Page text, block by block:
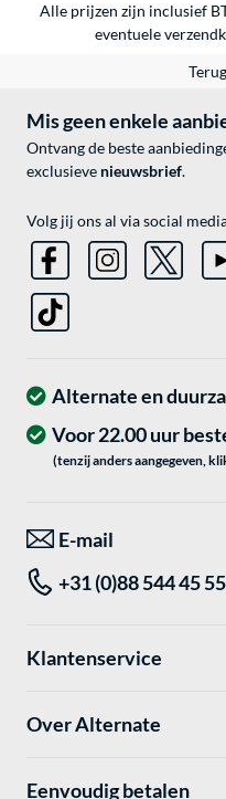
Alle prijzen zijn inclusief
eventuele
Mis geen enkele
Ontvang de beste
exclusieve nieuwsbrief.
Volg jij ons al via social
Alternate en
Voor 22.00 uur
(tenzij anders aangegeven,
E-mail
+31 (0)88 544 45 55
Klantenservice
Over Alternate
Eenvoudig betalen